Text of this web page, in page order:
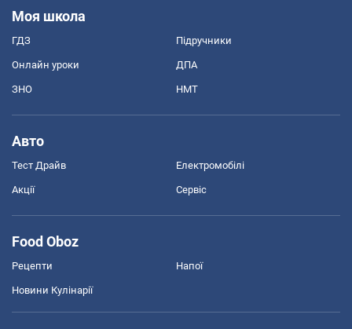
Моя школа
ГДЗ Підручники
Онлайн уроки ДПА
ЗНО НМТ
Авто
Тест Драйв Електромобілі
Акції Сервіс
Food Oboz
Рецепти Напої
Новини Кулінарії